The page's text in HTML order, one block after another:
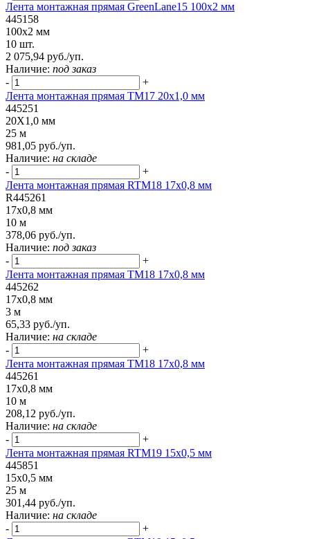
Лента монтажная прямая GreenLane15 100x2 мм
445158
100x2 мм
10 шт.
2 075,94 руб./уп.
Наличие: под заказ
-
+
Лента монтажная прямая ТМ17 20х1,0 мм
445251
20Х1,0 мм
25 м
981,05 руб./уп.
Наличие: на складе
-
+
Лента монтажная прямая RTM18 17x0,8 мм
R445261
17x0,8 мм
10 м
378,06 руб./уп.
Наличие: под заказ
-
+
Лента монтажная прямая ТМ18 17x0,8 мм
445262
17x0,8 мм
3 м
65,33 руб./уп.
Наличие: на складе
-
+
Лента монтажная прямая ТМ18 17x0,8 мм
445261
17x0,8 мм
10 м
208,12 руб./уп.
Наличие: на складе
-
+
Лента монтажная прямая RTM19 15x0,5 мм
445851
15x0,5 мм
25 м
301,44 руб./уп.
Наличие: на складе
-
+